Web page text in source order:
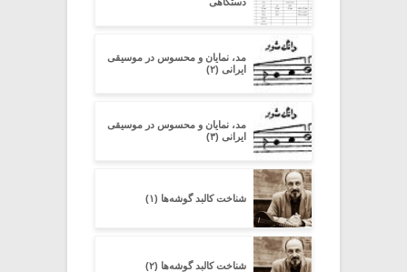
مد، نمایان و محسوس در موسیقی
ایرانی (۲)
مد، نمایان و محسوس در موسیقی
ایرانی (۳)
شناخت کالبد گوشه‌ها (۱)
شناخت کالبد گوشه‌ها (۲)